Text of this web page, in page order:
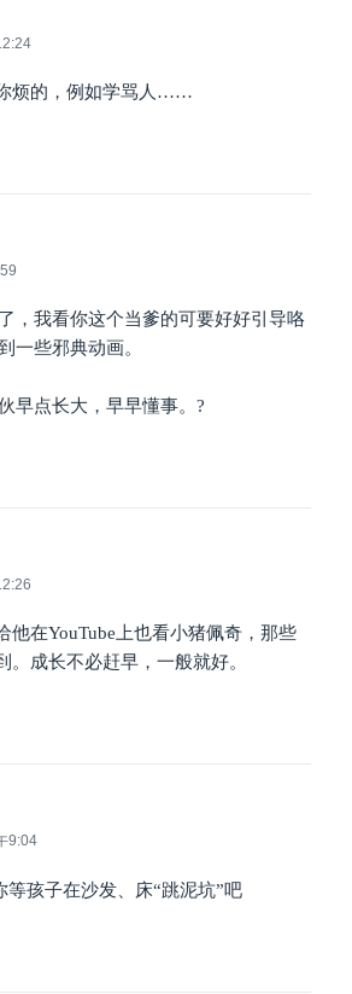
烦的，例如学骂人……
，我看你这个当爹的可要好好引导咯
一些邪典动画。
早点长大，早早懂事。?
他在YouTube上也看小猪佩奇，那些
。成长不必赶早，一般就好。
9:04
等孩子在沙发、床“跳泥坑”吧